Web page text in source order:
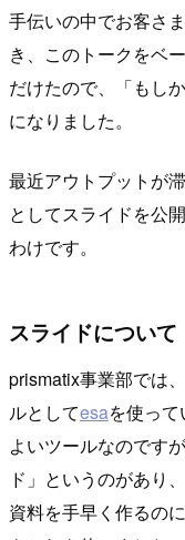
手伝いの中でお客さ
き、このトークをベ
だけたので、「もし
になりました。
最近アウトプットが
としてスライドを公
わけです。
スライドについて
prismatix事業部では
ルとしてesaを使っ
よいツールなのです
ド」というのがあり
資料を手早く作るの